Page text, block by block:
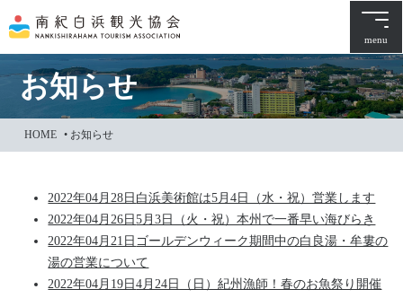
文
に
ス
ッ
menu
お知らせ
HOME • お知らせ
2022年04月28日 白浜美術館は5月4日（水・祝）営業します
2022年04月26日5月3日（火・祝）本州で一番早い海びらき
2022年04月21日 ゴールデンウィーク期間中の白良湯・牟婁の
湯の営業について
2022年04月19日4月24日（日）紀州漁師！春のお魚祭り開催